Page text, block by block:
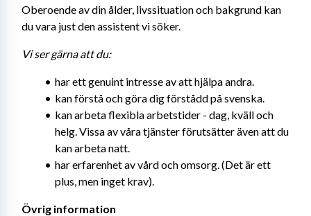
Oberoende av din ålder, livssituation och bakgrund kan
du vara just den assistent vi söker.
Vi ser gärna att du:
har ett genuint intresse av att hjälpa andra.
kan förstå och göra dig förstådd på svenska.
kan arbeta flexibla arbetstider - dag, kväll och
helg. Vissa av våra tjänster förutsätter även att du
kan arbeta natt.
har erfarenhet av vård och omsorg. (Det är ett
plus, men inget krav).
Övrig information